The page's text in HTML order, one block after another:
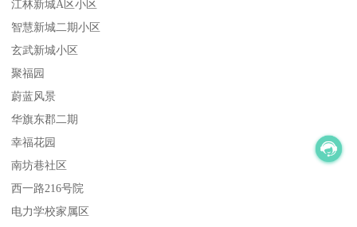
江林新城A区小区
智慧新城二期小区
玄武新城小区
聚福园
蔚蓝风景
华旗东郡二期
幸福花园
南坊巷社区
西一路216号院
电力学校家属区